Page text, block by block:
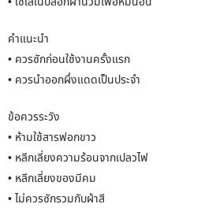
คำแนะนำ
• ควรซักก่อนใช้งานครั้งแรก
• ควรนำออกผึ่งแดดเป็นประจำ
ข้อควรระวัง
• ห้ามใช้สารฟอกขาว
• หลีกเลี่ยงความร้อนจากเปลวไฟ
• หลีกเลี่ยงของมีคม
• ไม่ควรซักรวมกับผ้าสี